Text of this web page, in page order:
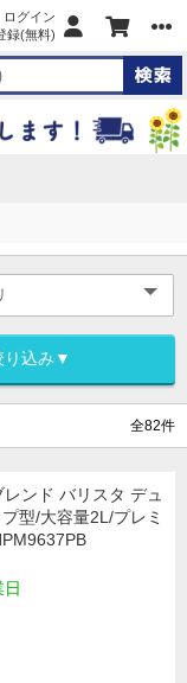
ログイン
録(無料)
り込み▼
全82件
ンド バリスタ デュ
型/大容量2L/プレミ